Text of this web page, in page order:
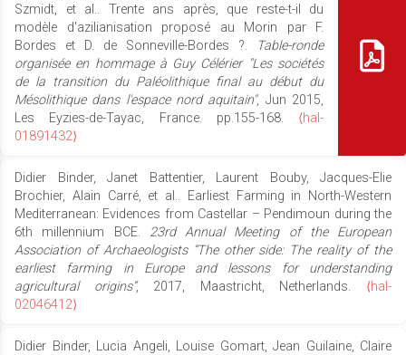
Szmidt, et al.. Trente ans après, que reste-t-il du
modèle d'azilianisation proposé au Morin par F.
Bordes et D. de Sonneville-Bordes ?.
Table-ronde
organisée en hommage à Guy Célérier "Les sociétés
de la transition du Paléolithique final au début du
Mésolithique dans l'espace nord aquitain", Jun 2015,
Les Eyzies-de-Tayac, France. pp.155-168. ⟨hal-
01891432⟩
Didier Binder, Janet Battentier, Laurent Bouby, Jacques-Elie
Brochier, Alain Carré, et al.. Earliest Farming in North-Western
Mediterranean: Evidences from Castellar – Pendimoun during the
6th millennium BCE. 23rd Annual Meeting of the European
Association of Archaeologists “The other side: The reality of the
earliest farming in Europe and lessons for understanding
agricultural origins”, 2017, Maastricht, Netherlands. ⟨hal-
02046412⟩
Didier Binder, Lucia Angeli, Louise Gomart, Jean Guilaine, Claire